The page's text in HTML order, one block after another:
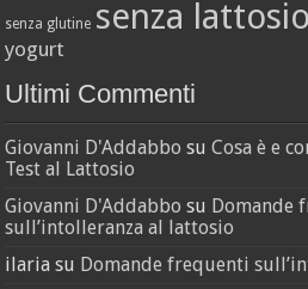
senza glutine senza lattosio
yogurt
Ultimi Commenti
Giovanni D'Addabbo suCosa è e
Test al Lattosio
Giovanni D'Addabbo su Domande
sull’intolleranza al lattosio
ilaria su Domande frequenti